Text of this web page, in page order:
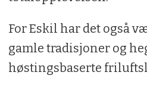
For Eskil har det også
gamle tradisjoner og
høstingsbaserte